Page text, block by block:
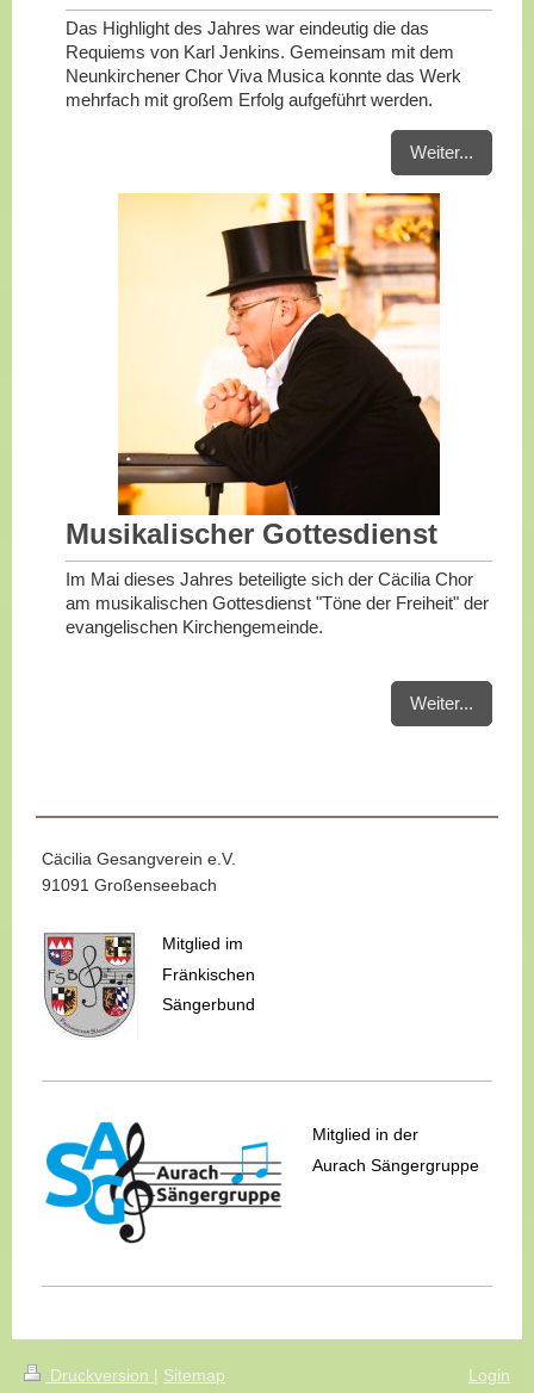
Das Highlight des Jahres war eindeutig die das
Requiems von Karl Jenkins. Gemeinsam mit dem
Neunkirchener Chor Viva Musica konnte das Werk
mehrfach mit großem Erfolg aufgeführt werden.
Weiter...
Musikalischer Gottesdienst
Im Mai dieses Jahres beteiligte sich der Cäcilia Chor
am musikalischen Gottesdienst "Töne der Freiheit" der
evangelischen Kirchengemeinde.
Weiter...
Cäcilia Gesangverein e.V.
91091 Großenseebach
Mitglied im
Fränkischen
Sängerbund
Mitglied in der
Aurach Sängergruppe
Druckversion | Sitemap
Login